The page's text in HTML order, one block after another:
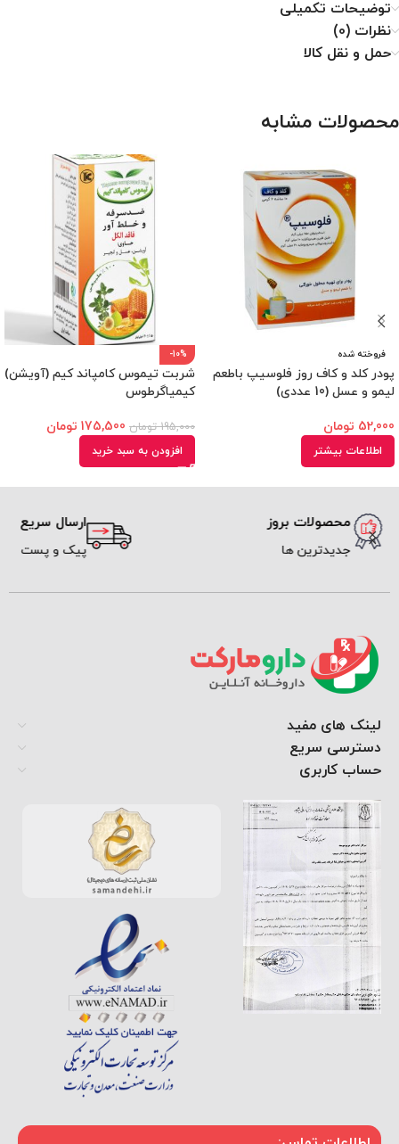
توضیحات تکمیلی
نظرات (0)
حمل و نقل کالا
محصولات مشابه
فروخته شده
پودر کلد و کاف روز فلوسیپ باطعم
لیمو و عسل (10 عددی)
52,000 تومان
اطلاعات بیشتر
-10%
شربت تیموس کامپاند کیم (آویشن)
کیمیاگرطوس
195,000 تومان 175,500 تومان
افزودن به سبد خرید
محصولات بروز
جدیدترین ها
ارسال سریع
پیک و پست
لینک های مفید
دسترسی سریع
حساب کاربری